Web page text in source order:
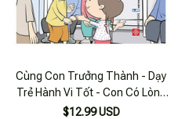
Cùng Con Trưởng Thành - Dạy
Trẻ Hành Vi Tốt - Con Có Lòng
Cảm Thông
$12.99 USD